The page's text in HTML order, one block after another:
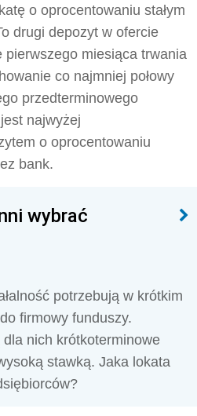
o oprocentowaniu stałym
drugi depozyt w ofercie
pierwszego miesiąca trwania
co najmniej połowy
przedterminowego
najwyżej
o oprocentowaniu
bank.
wybrać
potrzebują w krótkim
firmowy funduszy.
nich krótkoterminowe
stawką. Jaka lokata